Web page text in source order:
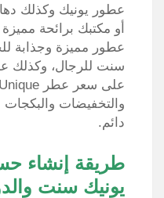
عطور يونيك وكذلك
أو مكتبك برائحة مميزة
عطور مميزة وجذابة
سنت للرجال، وكذلك
والتخفيضات
دائم.
طريقة إنشاء
يونيك سنت